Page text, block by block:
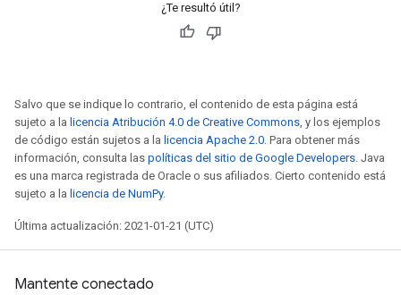
¿Te resultó útil?
Salvo que se indique lo contrario, el contenido de esta página está
sujeto a la licencia Atribución 4.0 de Creative Commons, y los ejemplos
de código están sujetos a la licencia Apache 2.0. Para obtener más
información, consulta las políticas del sitio de Google Developers. Java
es una marca registrada de Oracle o sus afiliados. Cierto contenido está
sujeto a la licencia de NumPy.
Última actualización: 2021-01-21 (UTC)
Mantente conectado